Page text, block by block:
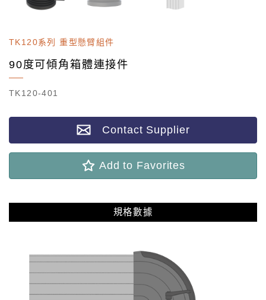
TK120系列 重型懸臂組件
90度可傾角箱體連接件
TK120-401
Contact Supplier
Add to Favorites
規格數據